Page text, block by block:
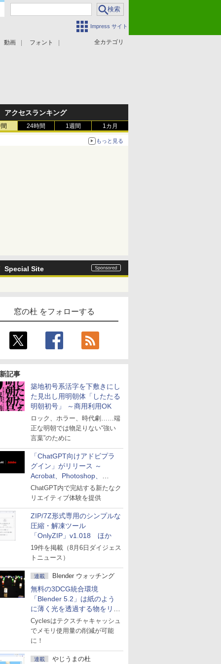
Impress サイト
全カテゴリ
動画 フォント
アクセスランキング
24時間 1週間 1カ月
もっと見る
Special Site
窓の杜 をフォローする
記事
築地初号系活字を下敷きにし
た見出し用明朝体「したたる
明朝初号」 ～商用利用OK
ロック、ホラー、時代劇……端
正な明朝では物足りない“強い
言葉”のために
「ChatGPT向けアドビプラ
グイン」がリリース ～
Acrobat、Photoshop、
Premiereなどの機能を1つの
プラグインに統合
ChatGPT内で完結する新たなク
リエイティブ体験を提供
ZIP/7Z形式専用のシンプルな
圧縮・解凍ツール
「OnlyZIP」v1.018 ほか
19件を掲載（8月6日ダイジェス
トニュース）
連載 Blender ウォッチング
無料の3DCG統合環境
「Blender 5.2」は紙のよう
に薄く光を透過する物をリア
ルに表現
Cyclesはテクスチャキャッシュ
でメモリ使用量の削減が可能
に！
連載 やじうまの杜